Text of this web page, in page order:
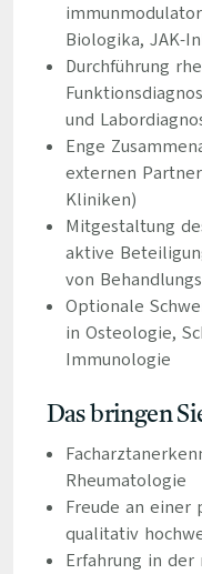
Biologika, JAK-
Durchführung
und
Enge
externen
Kliniken)
Mitgestaltung
aktive
von
Optionale
in Osteologie,
Immunologie
Das bringen
Rheumatologie
Freude an
qualitativ
Erfahrung in der